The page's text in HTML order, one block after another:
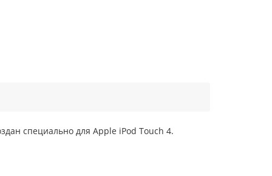
специально для Apple iPod Touch 4.